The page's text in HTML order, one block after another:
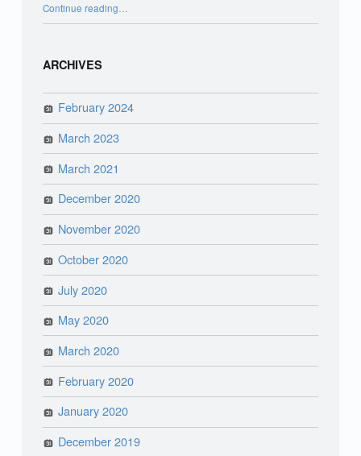
Continue reading …
ARCHIVES
February 2024
March 2023
March 2021
December 2020
November 2020
October 2020
July 2020
May 2020
March 2020
February 2020
January 2020
December 2019